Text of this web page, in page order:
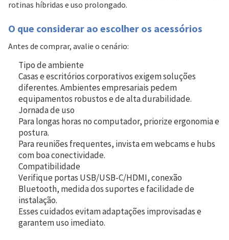
rotinas híbridas e uso prolongado.
O que considerar ao escolher os acessórios
Antes de comprar, avalie o cenário:
Tipo de ambiente
Casas e escritórios corporativos exigem soluções
diferentes. Ambientes empresariais pedem
equipamentos robustos e de alta durabilidade.
Jornada de uso
Para longas horas no computador, priorize ergonomia e
postura.
Para reuniões frequentes, invista em webcams e hubs
com boa conectividade.
Compatibilidade
Verifique portas USB/USB-C/HDMI, conexão
Bluetooth, medida dos suportes e facilidade de
instalação.
Esses cuidados evitam adaptações improvisadas e
garantem uso imediato.